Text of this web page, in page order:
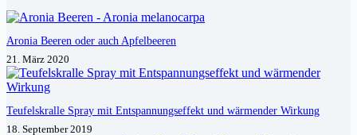
Aronia Beeren oder auch Apfelbeeren
21. März 2020
Teufelskralle Spray mit Entspannungseffekt und wärmender Wirkung
18. September 2019